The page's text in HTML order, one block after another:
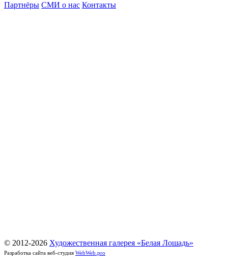
Партнёры СМИ о нас Контакты
© 2012-2026 Художественная галерея «Белая Лошадь»
Разработка сайта веб-студия WebWeb.pro